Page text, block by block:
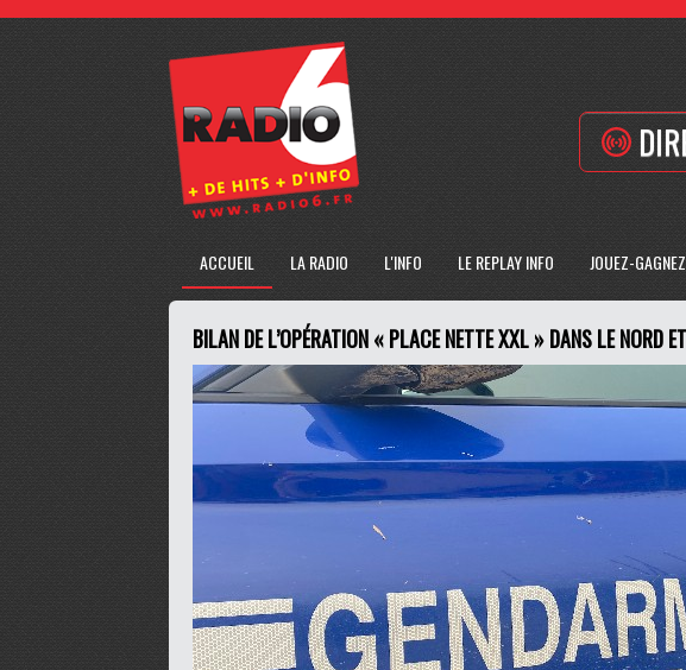
ACCUEIL LA RADIO L'INFO LE REPLAY INFO JOUEZ-GAGNEZ
BILAN DE L’OPÉRATION « PLACE NETTE XXL » DANS LE NORD